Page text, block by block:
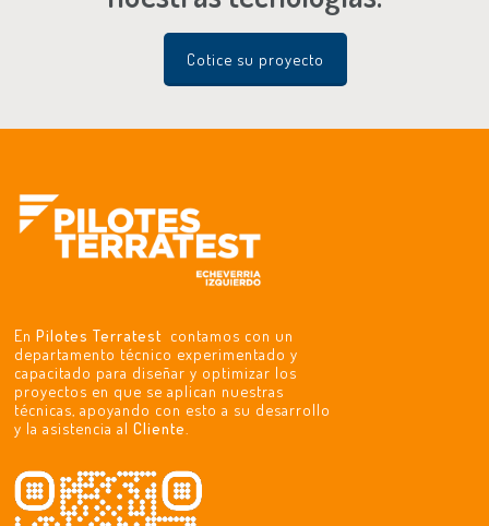
Cotice su proyecto
EnPilotes Terratest contamos con un
departamento técnico experimentado y
capacitado para diseñar y optimizar los
proyectos en que se aplican nuestras
técnicas, apoyando con esto a su desarrollo
y la asistencia alCliente